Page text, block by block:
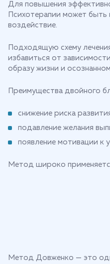
Для повышения
Психотерапии может быть
воздействие.
Подходящую схему
избавиться от
образу жизни и
Преимущества двойного
снижение риска
подавление желания
появление мотивации к
Метод широко
Метод Довженко — это